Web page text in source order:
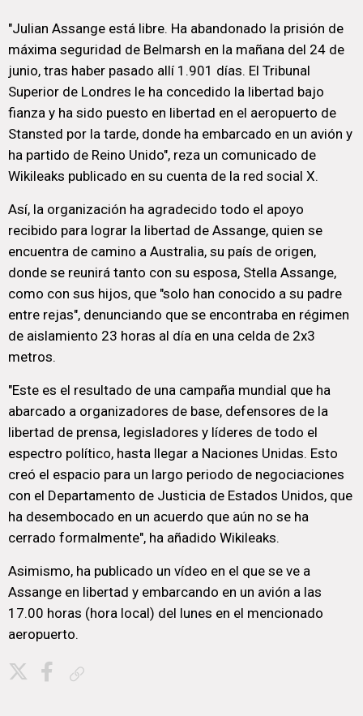
"Julian Assange está libre. Ha abandonado la prisión de
máxima seguridad de Belmarsh en la mañana del 24 de
junio, tras haber pasado allí 1.901 días. El Tribunal
Superior de Londres le ha concedido la libertad bajo
fianza y ha sido puesto en libertad en el aeropuerto de
Stansted por la tarde, donde ha embarcado en un avión y
ha partido de Reino Unido", reza un comunicado de
Wikileaks publicado en su cuenta de la red social X.
Así, la organización ha agradecido todo el apoyo
recibido para lograr la libertad de Assange, quien se
encuentra de camino a Australia, su país de origen,
donde se reunirá tanto con su esposa, Stella Assange,
como con sus hijos, que "solo han conocido a su padre
entre rejas", denunciando que se encontraba en régimen
de aislamiento 23 horas al día en una celda de 2x3
metros.
"Este es el resultado de una campaña mundial que ha
abarcado a organizadores de base, defensores de la
libertad de prensa, legisladores y líderes de todo el
espectro político, hasta llegar a Naciones Unidas. Esto
creó el espacio para un largo periodo de negociaciones
con el Departamento de Justicia de Estados Unidos, que
ha desembocado en un acuerdo que aún no se ha
cerrado formalmente", ha añadido Wikileaks.
Asimismo, ha publicado un vídeo en el que se ve a
Assange en libertad y embarcando en un avión a las
17.00 horas (hora local) del lunes en el mencionado
aeropuerto.